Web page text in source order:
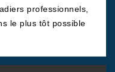
professionnels,
le plus tôt possible